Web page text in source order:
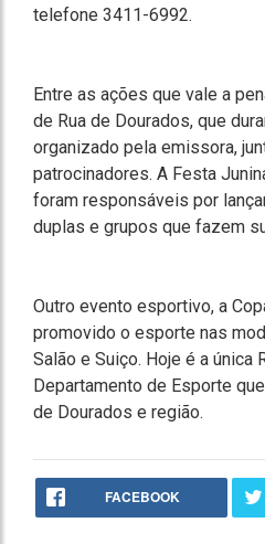
telefone 3411-6992.
Entre as ações que vale a
de Rua de Dourados, que
organizado pela emissora,
patrocinadores. A Festa
foram responsáveis por
duplas e grupos que fazem
Outro evento esportivo, a
promovido o esporte nas
Salão e Suiço. Hoje é a única
Departamento de Esporte
de Dourados e região.
FACEBOOK